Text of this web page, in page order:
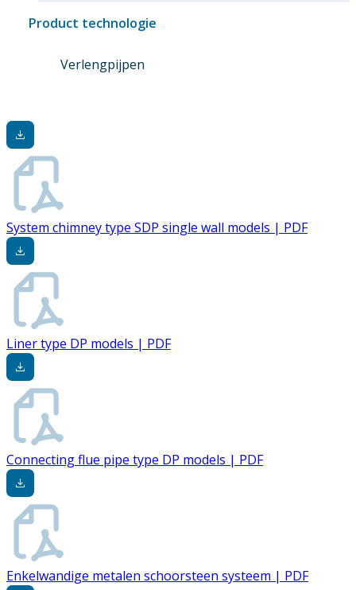
Product technologie
Verlengpijpen
System chimney type SDP single wall models | PDF
Liner type DP models | PDF
Connecting flue pipe type DP models | PDF
Enkelwandige metalen schoorsteen systeem | PDF